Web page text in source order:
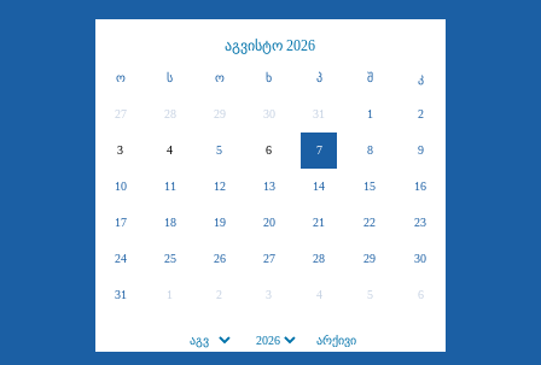
აგვისტო 2026
ო ს ო ხ პ შ კ
27 28 29 30 31 1 2
3 4 5 6 7 8 9
10 11 12 13 14 15 16
17 18 19 20 21 22 23
24 25 26 27 28 29 30
31 1 2 3 4 5 6